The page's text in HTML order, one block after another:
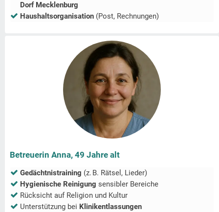
Dorf Mecklenburg
Haushaltsorganisation (Post, Rechnungen)
Betreuerin Anna, 49 Jahre alt
Gedächtnistraining (z. B. Rätsel, Lieder)
Hygienische Reinigung sensibler Bereiche
Rücksicht auf Religion und Kultur
Unterstützung bei Klinikentlassungen